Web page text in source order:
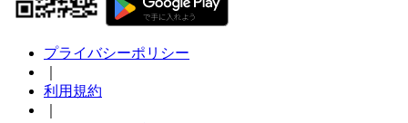
プライバシーポリシー
利用規約